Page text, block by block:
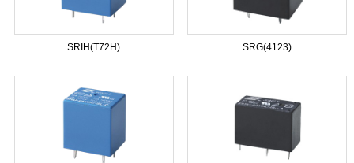
SRIH(T72H) SRG(4123)